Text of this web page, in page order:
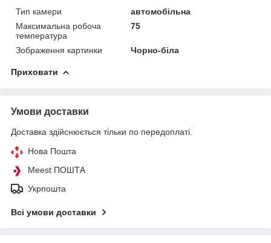
Тип камери
автомобільна
Максимальна робоча
температура
75
Зображення картинки Чорно-біла
Приховати
Умови доставки
Доставка здійснюється тільки по передоплаті.
Нова Пошта
Meest ПОШТА
Укрпошта
Всі умови доставки